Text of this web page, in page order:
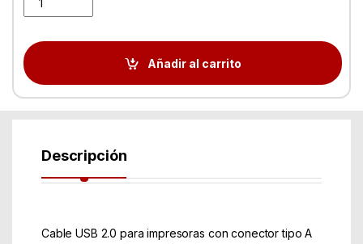
Añadir al carrito
Descripción
Cable USB 2.0 para impresoras con conector tipo A